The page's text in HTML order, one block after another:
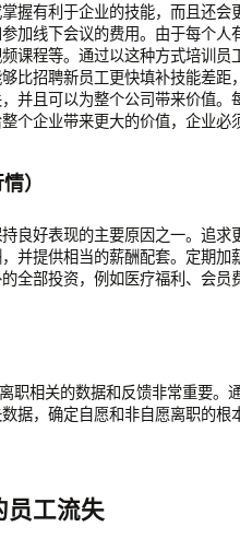
握有利于企业的技能，而且还
加线下会议的费用。由于每个人
课程等。通过以这种方式培训
比招聘新员工更快填补技能差
并且可以为整个公司带来价值。
个企业带来更大的价值，企业
）
良好表现的主要原因之一。追求
并提供相当的薪酬配套。定期
全部投资，例如医疗福利、会员
职相关的数据和反馈非常重要。
据，确定自愿和非自愿离职的根
员工流失